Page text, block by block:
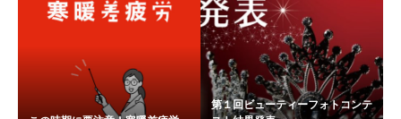
第１回ビューティーフォトコンテ